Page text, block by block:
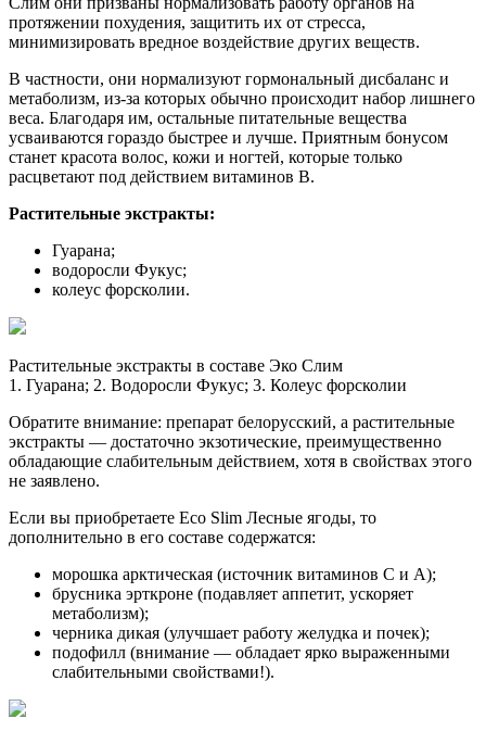
протяжении похудения, защитить их от стресса,
минимизировать вредное воздействие других веществ.
В частности, они нормализуют гормональный дисбаланс и
метаболизм, из-за которых обычно происходит набор лишнего
веса. Благодаря им, остальные питательные вещества
усваиваются гораздо быстрее и лучше. Приятным бонусом
станет красота волос, кожи и ногтей, которые только
расцветают под действием витаминов В.
Растительные экстракты:
Гуарана;
водоросли Фукус;
колеус форсколии.
Растительные экстракты в составе Эко Слим
1. Гуарана; 2. Водоросли Фукус; 3. Колеус форсколии
Обратите внимание: препарат белорусский, а растительные
экстракты — достаточно экзотические, преимущественно
обладающие слабительным действием, хотя в свойствах этого
не заявлено.
Если вы приобретаете Eco Slim Лесные ягоды, то
дополнительно в его составе содержатся:
морошка арктическая (источник витаминов С и А);
брусника эрткроне (подавляет аппетит, ускоряет
метаболизм);
черника дикая (улучшает работу желудка и почек);
подофилл (внимание — обладает ярко выраженными
слабительными свойствами!).